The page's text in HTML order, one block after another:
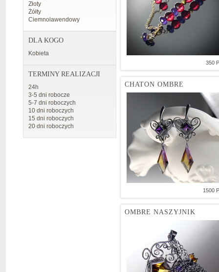
Złoty
Żółty
Ciemnolawendowy
DLA KOGO
Kobieta
TERMINY REALIZACJI
24h
3-5 dni robocze
5-7 dni roboczych
10 dni roboczych
15 dni roboczych
20 dni roboczych
350
CHATON OMBRE
1500
OMBRE NASZYJNIK